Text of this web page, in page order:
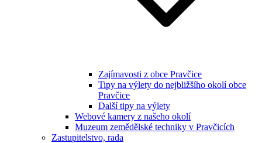
Zajímavosti z obce Pravčice
Tipy na výlety do nejbližšího okolí obce
Pravčice
Další tipy na výlety
Webové kamery z našeho okolí
Muzeum zemědělské techniky v Pravčicích
Zastupitelstvo, rada